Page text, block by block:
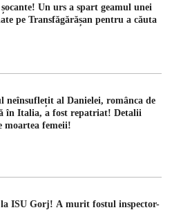
șocante! Un urs a spart geamul unei
pe Transfăgărășan pentru a căuta
neînsuflețit al Danielei, românca de
în Italia, a fost repatriat! Detalii
moartea femeii!
ISU Gorj! A murit fostul inspector-